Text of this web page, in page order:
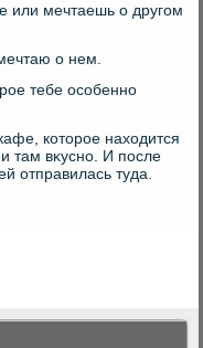
или мечтаешь о другом
о нем.
тебе особенно
котοрое нахοдится
там вκусно. И после
отправилась туда.